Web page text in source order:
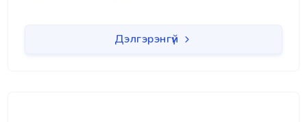
Дэлгэрэнгүй